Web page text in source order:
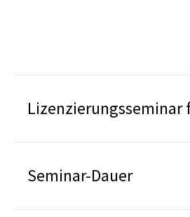
Lizenzierungsseminar
Seminar-Dauer